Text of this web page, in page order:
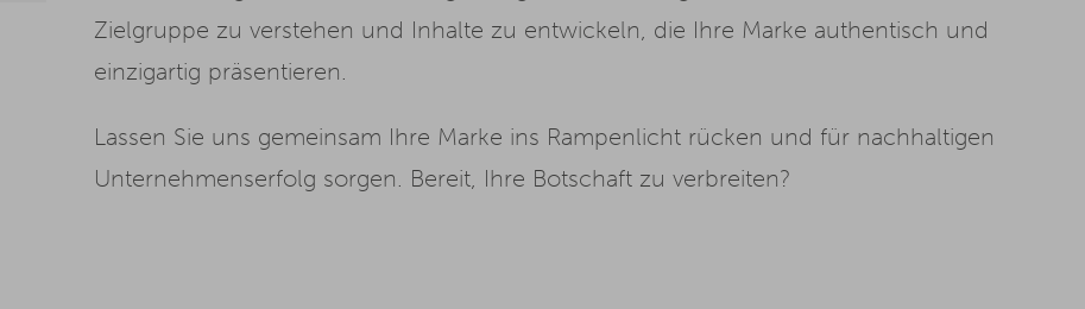
Zielgruppe zu verstehen und Inhalte zu entwickeln, die Ihre Marke authentisch und
einzigartig präsentieren.
Lassen Sie uns gemeinsam Ihre Marke ins Rampenlicht rücken und für nachhaltigen
Unternehmenserfolg sorgen. Bereit, Ihre Botschaft zu verbreiten?